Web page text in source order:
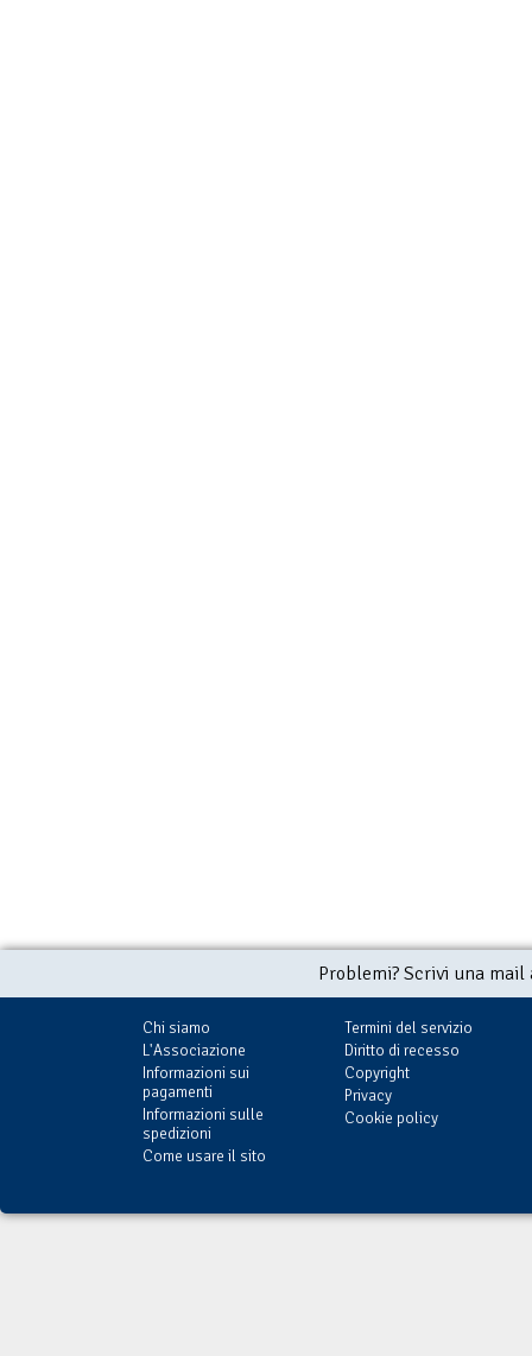
Problemi? Scrivi una
Chi siamo
L'Associazione
Informazioni sui
pagamenti
Informazioni sulle
spedizioni
Come usare il sito
Termini del servizio
Diritto di recesso
Copyright
Privacy
Cookie policy